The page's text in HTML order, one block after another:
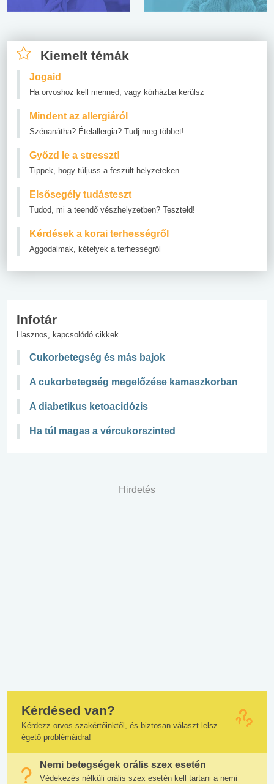
Kiemelt témák
Jogaid
Ha orvoshoz kell menned, vagy kórházba kerülsz
Mindent az allergiáról
Szénanátha? Ételallergia? Tudj meg többet!
Győzd le a stresszt!
Tippek, hogy túljuss a feszült helyzeteken.
Elsősegély tudásteszt
Tudod, mi a teendő vészhelyzetben? Teszteld!
Kérdések a korai terhességről
Aggodalmak, kételyek a terhességről
Infotár
Hasznos, kapcsolódó cikkek
Cukorbetegség és más bajok
A cukorbetegség megelőzése kamaszkorban
A diabetikus ketoacidózis
Ha túl magas a vércukorszinted
Hirdetés
Kérdésed van?
Kérdezz orvos szakértőinktől, és biztosan választ lelsz
égető problémáidra!
Nemi betegségek orális szex esetén
Védekezés nélküli orális szex esetén kell tartani a nemi